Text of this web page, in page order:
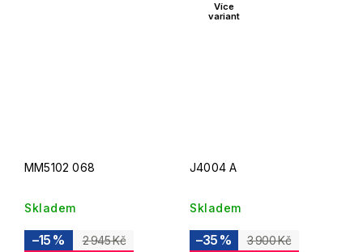
MM5102 068
Skladem
2 945 Kč
–15 %
Více
variant
J4004 A
Skladem
3 900 Kč
–35 %